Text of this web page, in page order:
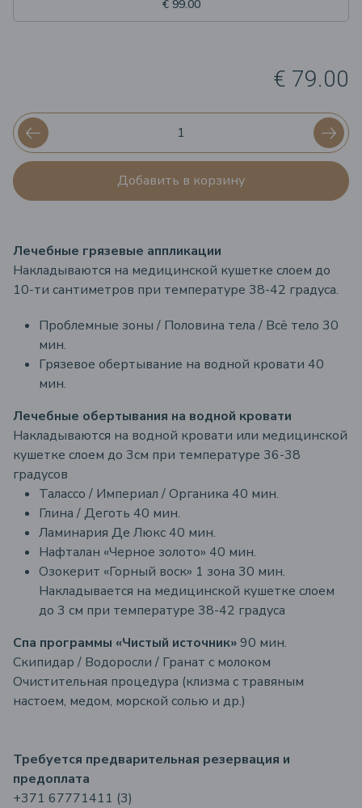
€ 99.00
€ 79.00
Добавить в корзину
Лечебные грязевые аппликации
Накладываются на медицинской кушетке слоем до
10-ти сантиметров при температуре 38-42 градуса.
Проблемные зоны / Половина тела / Всё тело 30
мин.
Грязевое обертывание на водной кровати 40
мин.
Лечебные обертывания на водной кровати
Накладываются на водной кровати или медицинской
кушетке слоем до 3см при температуре 36-38
градусов
Талассо / Империал / Органика 40 мин.
Глина / Деготь 40 мин.
Ламинария Де Люкс 40 мин.
Нафталан «Черное золото» 40 мин.
Озокерит «Горный воск» 1 зона 30 мин.
Накладывается на медицинской кушетке слоем
до 3 см при температуре 38-42 градуса
Спа программы «Чистый источник» 90 мин.
Скипидар / Водоросли / Гранат с молоком
Очистительная процедура (клизма с травяным
настоем, медом, морской солью и др.)
Требуется предварительная резервация и
предоплата
+371 67771411 (3)